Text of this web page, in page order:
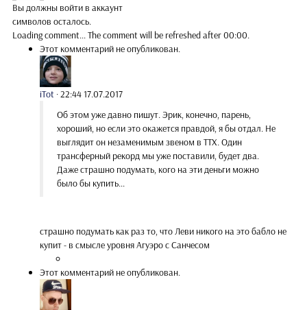
Вы должны войти в аккаунт
символов осталось.
Loading comment...The comment will be refreshed after00:00.
Этот комментарий не опубликован.
iTot ·22:44 17.07.2017
Об этом уже давно пишут. Эрик, конечно, парень,
хороший, но если это окажется правдой, я бы отдал. Не
выглядит он незаменимым звеном в ТТХ. Один
трансферный рекорд мы уже поставили, будет два.
Даже страшно подумать, кого на эти деньги можно
было бы купить...
страшно подумать как раз то, что Леви никого на это бабло не
купит - в смысле уровня Агуэро с Санчесом
Этот комментарий не опубликован.